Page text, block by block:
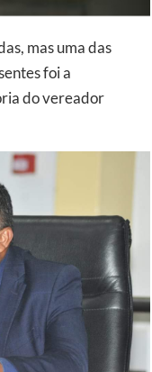
mas uma das
foi a
do vereador